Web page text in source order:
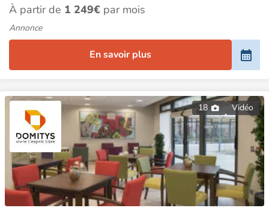
À partir de 1 249€ par mois
Annonce
En savoir plus
18 Vidéo